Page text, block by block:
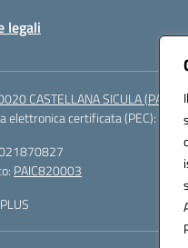
legali
CASTELLANA SICULA (PA)
elettronica certificata (PEC):
PAIC820003